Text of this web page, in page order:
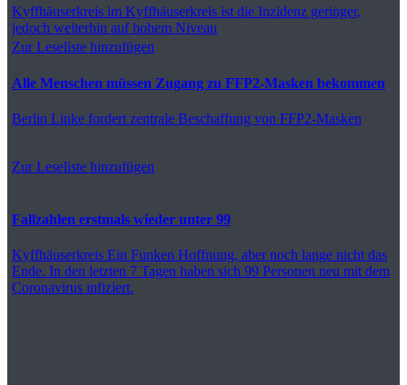
Kyffhäuserkreis im Kyffhäuserkreis ist die Inzidenz geringer,
jedoch weiterhin auf hohem Niveau
Zur Leseliste hinzufügen
Alle Menschen müssen Zugang zu FFP2-Masken bekommen
Berlin Linke fordert zentrale Beschaffung von FFP2-Masken
Zur Leseliste hinzufügen
Fallzahlen erstmals wieder unter 99
Kyffhäuserkreis Ein Funken Hoffnung, aber noch lange nicht das
Ende. In den letzten 7 Tagen haben sich 99 Personen neu mit dem
Coronavirus infiziert.